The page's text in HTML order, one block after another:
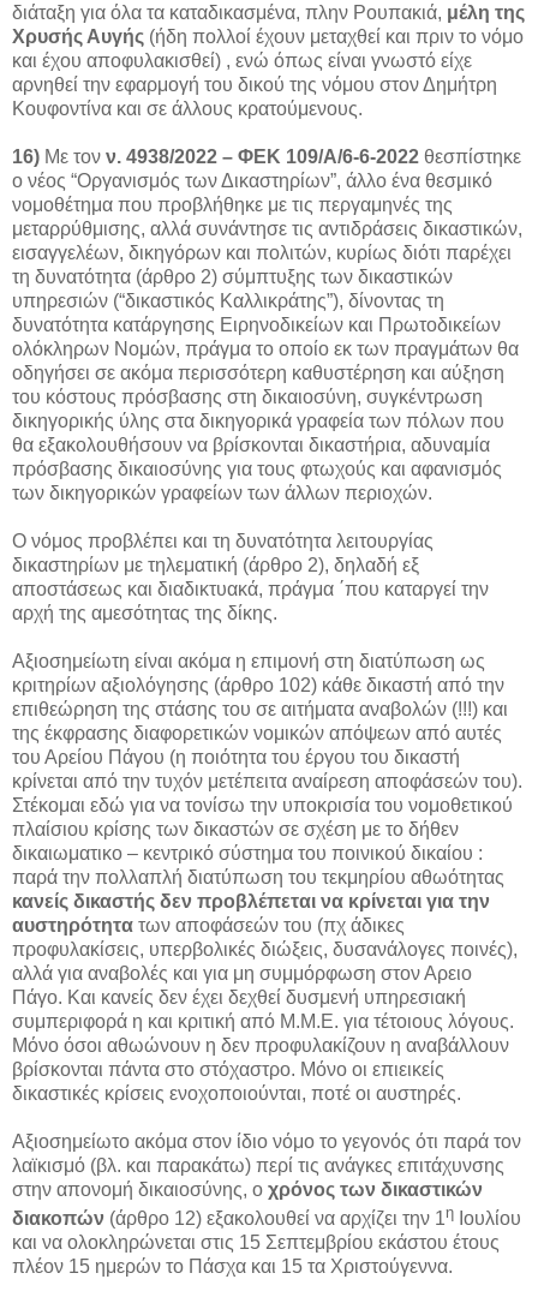
διάταξη για όλα τα καταδικασμένα, πλην Ρουπακιά, μέλη της
Χρυσής Αυγής (ήδη πολλοί έχουν μεταχθεί και πριν το νόμο
και έχου αποφυλακισθεί) , ενώ όπως είναι γνωστό είχε
αρνηθεί την εφαρμογή του δικού της νόμου στον Δημήτρη
Κουφοντίνα και σε άλλους κρατούμενους.
16) Με τον ν. 4938/2022 – ΦΕΚ 109/Α/6-6-2022 θεσπίστηκε
ο νέος “Οργανισμός των Δικαστηρίων”, άλλο ένα θεσμικό
νομοθέτημα που προβλήθηκε με τις περγαμηνές της
μεταρρύθμισης, αλλά συνάντησε τις αντιδράσεις δικαστικών,
εισαγγελέων, δικηγόρων και πολιτών, κυρίως διότι παρέχει
τη δυνατότητα (άρθρο 2) σύμπτυξης των δικαστικών
υπηρεσιών (“δικαστικός Καλλικράτης”), δίνοντας τη
δυνατότητα κατάργησης Ειρηνοδικείων και Πρωτοδικείων
ολόκληρων Νομών, πράγμα το οποίο εκ των πραγμάτων θα
οδηγήσει σε ακόμα περισσότερη καθυστέρηση και αύξηση
του κόστους πρόσβασης στη δικαιοσύνη, συγκέντρωση
δικηγορικής ύλης στα δικηγορικά γραφεία των πόλων που
θα εξακολουθήσουν να βρίσκονται δικαστήρια, αδυναμία
πρόσβασης δικαιοσύνης για τους φτωχούς και αφανισμός
των δικηγορικών γραφείων των άλλων περιοχών.
Ο νόμος προβλέπει και τη δυνατότητα λειτουργίας
δικαστηρίων με τηλεματική (άρθρο 2), δηλαδή εξ
αποστάσεως και διαδικτυακά, πράγμα ΄που καταργεί την
αρχή της αμεσότητας της δίκης.
Αξιοσημείωτη είναι ακόμα η επιμονή στη διατύπωση ως
κριτηρίων αξιολόγησης (άρθρο 102) κάθε δικαστή από την
επιθεώρηση της στάσης του σε αιτήματα αναβολών (!!!) και
της έκφρασης διαφορετικών νομικών απόψεων από αυτές
του Αρείου Πάγου (η ποιότητα του έργου του δικαστή
κρίνεται από την τυχόν μετέπειτα αναίρεση αποφάσεών του).
Στέκομαι εδώ για να τονίσω την υποκρισία του νομοθετικού
πλαίσιου κρίσης των δικαστών σε σχέση με το δήθεν
δικαιωματικο – κεντρικό σύστημα του ποινικού δικαίου :
παρά την πολλαπλή διατύπωση του τεκμηρίου αθωότητας
κανείς δικαστής δεν προβλέπεται να κρίνεται για την
αυστηρότητα των αποφάσεών του (πχ άδικες
προφυλακίσεις, υπερβολικές διώξεις, δυσανάλογες ποινές),
αλλά για αναβολές και για μη συμμόρφωση στον Αρειο
Πάγο. Και κανείς δεν έχει δεχθεί δυσμενή υπηρεσιακή
συμπεριφορά η και κριτική από Μ.Μ.Ε. για τέτοιους λόγους.
Μόνο όσοι αθωώνουν η δεν προφυλακίζουν η αναβάλλουν
βρίσκονται πάντα στο στόχαστρο. Μόνο οι επιεικείς
δικαστικές κρίσεις ενοχοποιούνται, ποτέ οι αυστηρές.
Αξιοσημείωτο ακόμα στον ίδιο νόμο το γεγονός ότι παρά τον
λαϊκισμό (βλ. και παρακάτω) περί τις ανάγκες επιτάχυνσης
στην απονομή δικαιοσύνης, ο χρόνος των δικαστικών
διακοπών (άρθρο 12) εξακολουθεί να αρχίζει την 1η Ιουλίου
και να ολοκληρώνεται στις 15 Σεπτεμβρίου εκάστου έτους
πλέον 15 ημερών το Πάσχα και 15 τα Χριστούγεννα.